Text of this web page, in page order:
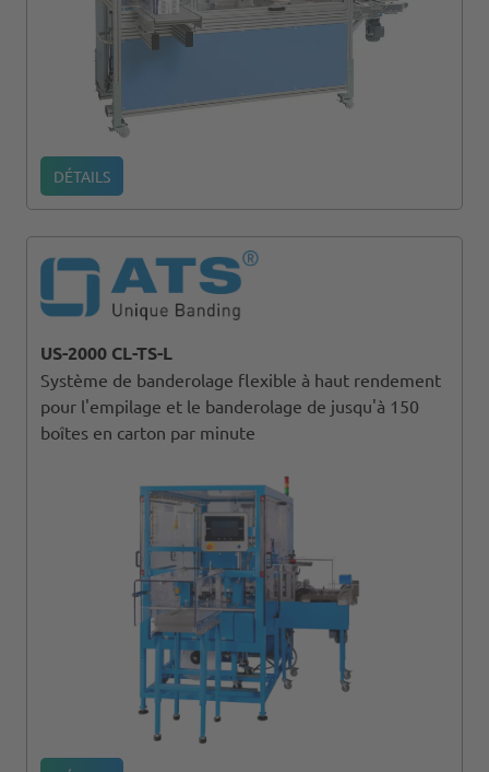
DÉTAILS
US-2000 CL-TS-L
Système de banderolage flexible à haut rendement
pour l'empilage et le banderolage de jusqu'à 150
boîtes en carton par minute